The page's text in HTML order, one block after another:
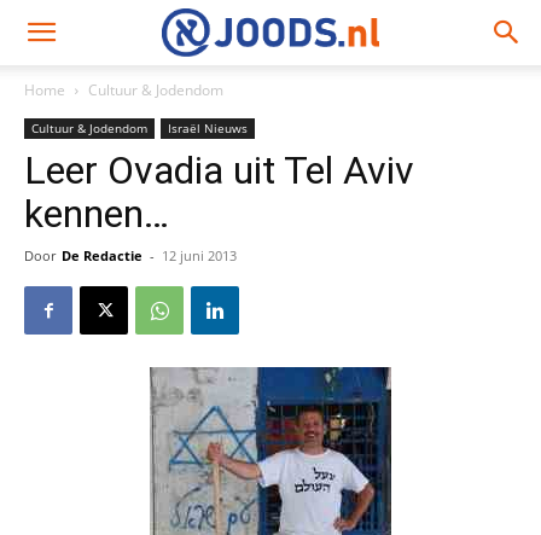
Home Cultuur & Jodendom
Cultuur & Jodendom Israël Nieuws
Leer Ovadia uit Tel Aviv
kennen…
Door De Redactie - 12 juni 2013